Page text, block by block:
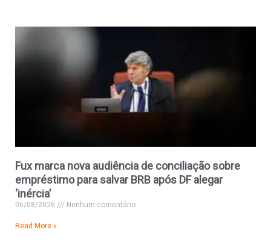
Fux marca nova audiência de conciliação sobre
empréstimo para salvar BRB após DF alegar
‘inércia’
06/08/2026 Nenhum comentário
Read More »